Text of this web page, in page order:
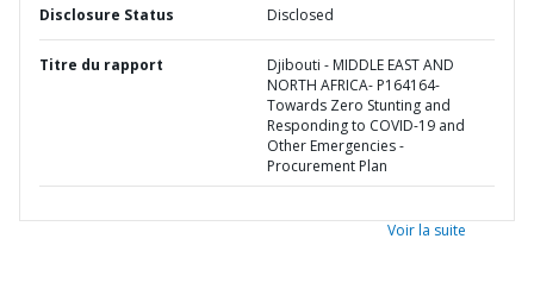
Disclosure Status Disclosed
Titre du rapport
Djibouti - MIDDLE EAST AND
NORTH AFRICA- P164164-
Towards Zero Stunting and
Responding to COVID-19 and
Other Emergencies -
Procurement Plan
Voir la suite